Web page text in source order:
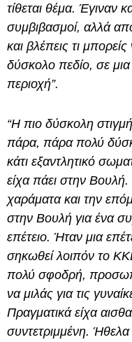
τίθεται θέμα. Έγιναν
συμβιβασμοί, αλλά
και βλέπεις τι
δύσκολο πεδίο, σε
περιοχή”.
“Η πιο δύσκολη
πάρα, πάρα πολύ
κάτι εξαντλητικό
είχα πάει στην
χαράματα και την
στην Βουλή για ένα
επέτειο. Ήταν μια
σηκωθεί λοιπόν το
πολύ σφοδρή,
να μιλάς για τις
Πραγματικά είχα
συντετριμμένη.